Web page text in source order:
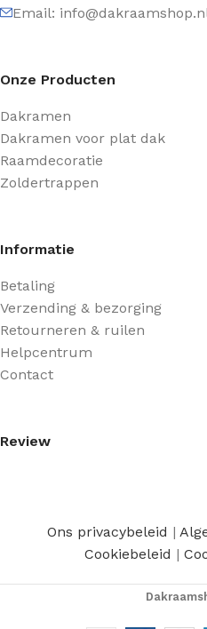
Email:
Onze Producten
Dakramen
Dakramen voor plat dak
Raamdecoratie
Zoldertrappen
Informatie
Betaling
Verzending & bezorging
Retourneren & ruilen
Helpcentrum
Contact
Review
Ons privacybeleid |
Cookiebeleid |